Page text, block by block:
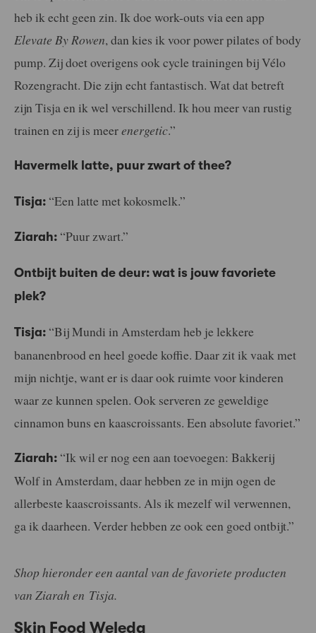
heb ik echt geen zin. Ik doe work-outs via een app
Elevate By Rowen, dan kies ik voor power pilates of body
pump. Zij doet overigens ook cycle trainingen bij Vélo
Rozengracht. Die zijn echt fantastisch. Wat dat betreft
zijn Tisja en ik wel verschillend. Ik hou meer van rustig
trainen en zij is meerenergetic.”
Havermelk latte, puur zwart of thee?
Tisja: “Een latte met kokosmelk.”
Ziarah: “Puur zwart.”
Ontbijt buiten de deur: wat is jouw favoriete
plek?
Tisja: “Bij Mundi in Amsterdam heb je lekkere
bananenbrood en heel goede koffie. Daar zit ik vaak met
mijn nichtje, want er is daar ook ruimte voor kinderen
waar ze kunnen spelen. Ook serveren ze geweldige
cinnamon buns en kaascroissants. Een absolute favoriet.”
Ziarah: “Ik wil er nog een aan toevoegen: Bakkerij
Wolf in Amsterdam, daar hebben ze in mijn ogen de
allerbeste kaascroissants. Als ik mezelf wil verwennen,
ga ik daarheen. Verder hebben ze ook een goed ontbijt.”
Shop hieronder een aantal van de favoriete producten
van Ziarah en Tisja.
Skin Food Weleda